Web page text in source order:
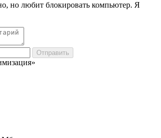
но любит блокировать компьютер. Я